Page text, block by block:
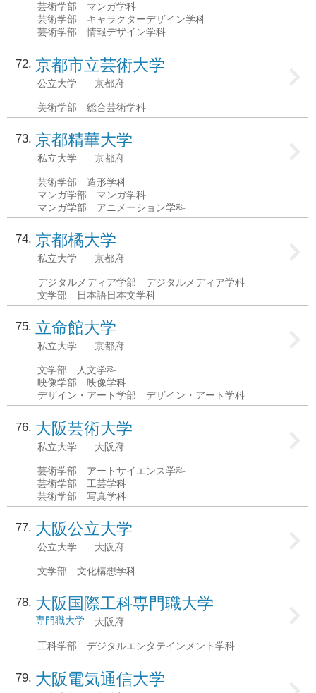
芸術学部 マンガ学科
芸術学部 キャラクターデザイン学科
芸術学部 情報デザイン学科
72 京都市立芸術大学
公立大学 京都府
美術学部 総合芸術学科
73 京都精華大学
私立大学 京都府
芸術学部 造形学科
マンガ学部 マンガ学科
マンガ学部 アニメーション学科
74 京都橘大学
私立大学 京都府
デジタルメディア学部 デジタルメディア学科
文学部 日本語日本文学科
75 立命館大学
私立大学 京都府
文学部 人文学科
映像学部 映像学科
デザイン・アート学部 デザイン・アート学科
76 大阪芸術大学
私立大学 大阪府
芸術学部 アートサイエンス学科
芸術学部 工芸学科
芸術学部 写真学科
77 大阪公立大学
公立大学 大阪府
文学部 文化構想学科
78 大阪国際工科専門職大学
大阪府
専門職大学
工科学部 デジタルエンタテインメント学科
79 大阪電気通信大学